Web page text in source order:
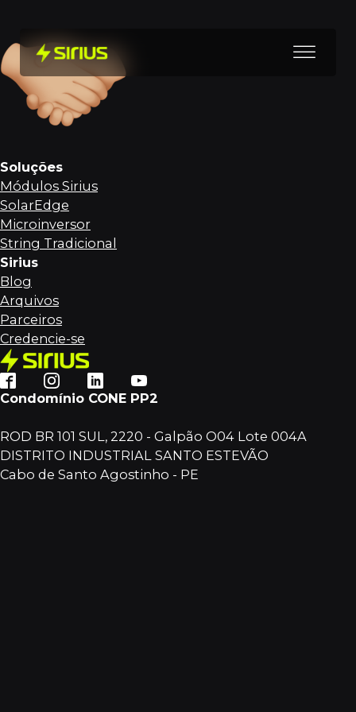
Condomínio CONE PP2
ROD BR 101 SUL, 2220 - Galpão O04 Lote 004A
DISTRITO INDUSTRIAL SANTO ESTEVÃO
Cabo de Santo Agostinho - PE
Sirius
Blog
Arquivos
Parceiros
Credencie-se
Soluções
Módulos Sirius
SolarEdge
Microinversor
String Tradicional